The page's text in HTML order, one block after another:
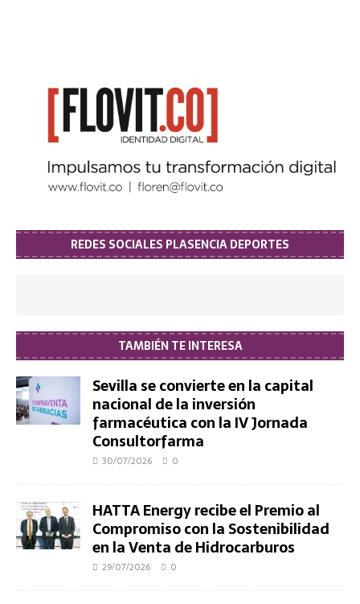
REDES SOCIALES PLASENCIA DEPORTES
TAMBIÉN TE INTERESA
Sevilla se convierte en la capital
nacional de la inversión
farmacéutica con la IV Jornada
Consultorfarma
30/07/2026 0
HATTA Energy recibe el Premio al
Compromiso con la Sostenibilidad
en la Venta de Hidrocarburos
29/07/2026 0